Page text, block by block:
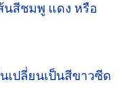
นสีชมพู แดง หรือ
เปลี่ยนเป็นสีขาวซีด